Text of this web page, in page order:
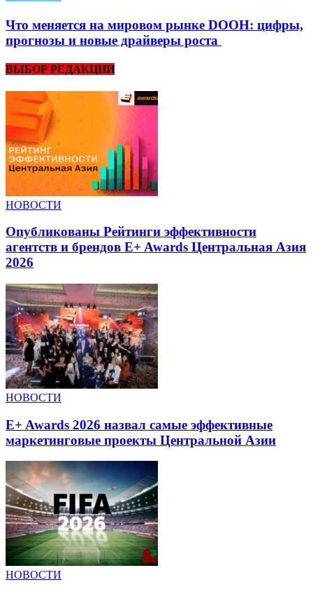
Что меняется на мировом рынке DOOH: цифры,
прогнозы и новые драйверы роста
ВЫБОР РЕДАКЦИИ
НОВОСТИ
Опубликованы Рейтинги эффективности
агентств и брендов E+ Awards Центральная Азия
2026
НОВОСТИ
E+ Awards 2026 назвал самые эффективные
маркетинговые проекты Центральной Азии
НОВОСТИ